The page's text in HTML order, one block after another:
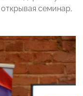
семинар,